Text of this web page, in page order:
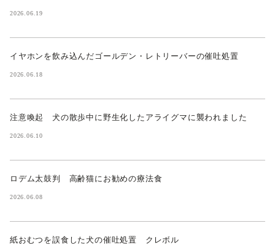
2026.06.19
イヤホンを飲み込んだゴールデン・レトリーバーの催吐処置
2026.06.18
注意喚起 犬の散歩中に野生化したアライグマに襲われました
2026.06.10
ロデム太鼓判 高齢猫にお勧めの療法食
2026.06.08
紙おむつを誤食した犬の催吐処置 クレボル